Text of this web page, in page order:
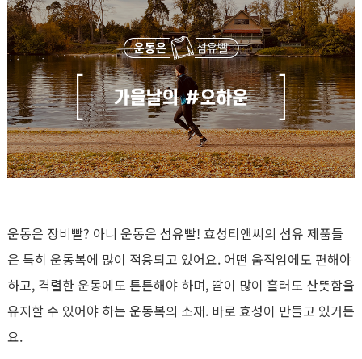
운동은 장비빨? 아니 운동은 섬유빨! 효성티앤씨의 섬유 제품들
은 특히 운동복에 많이 적용되고 있어요. 어떤 움직임에도 편해야
하고, 격렬한 운동에도 튼튼해야 하며, 땀이 많이 흘러도 산뜻함을
유지할 수 있어야 하는 운동복의 소재. 바로 효성이 만들고 있거든
요.